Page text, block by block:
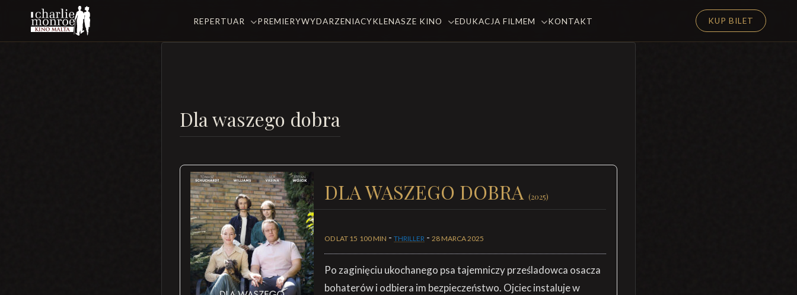
REPERTUAR PREMIERYWYDARZENIACYKLENASZE KINO EDUKACJA FILMEM KONTAKT KUP BILET
Dla waszego dobra
DLA WASZEGO DOBRA (2025)
OD LAT 15 100 MIN - THRILLER - 28 MARCA 2025
Po zaginięciu ukochanego psa tajemniczy prześladowca osacza
bohaterów i odbiera im bezpieczeństwo. Ojciec instaluje w